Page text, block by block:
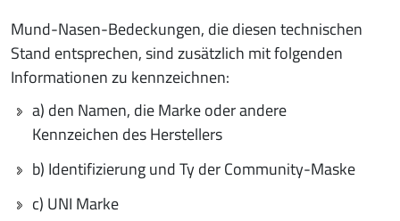
Mund-Nasen-Bedeckungen, die diesen technischen
Stand entsprechen, sind zusätzlich mit folgenden
Informationen zu kennzeichnen:
a) den Namen, die Marke oder andere
Kennzeichen des Herstellers
b) Identifizierung und Ty der Community-Maske
c) UNI Marke